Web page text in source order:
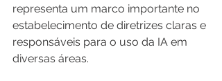
representa um marco importante no
estabelecimento de diretrizes claras e
responsáveis para o uso da IA em
diversas áreas.